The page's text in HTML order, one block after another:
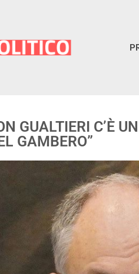
GUALTIERI C’È
GAMBERO”